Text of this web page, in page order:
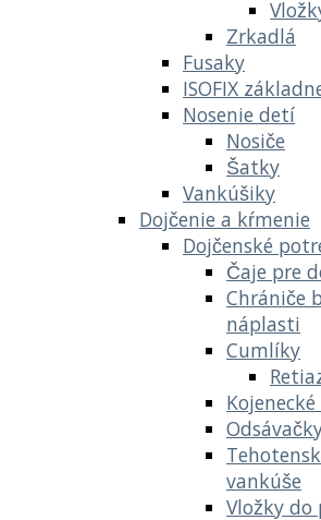
Zrkadlá
Fusaky
ISOFIX
Nosenie detí
Nosiče
Šatky
Vankúšiky
Dojčenie a kŕmenie
Dojčenské
Čaje pre
Chrániče
náplasti
Cumlíky
vankúše
Vložky do